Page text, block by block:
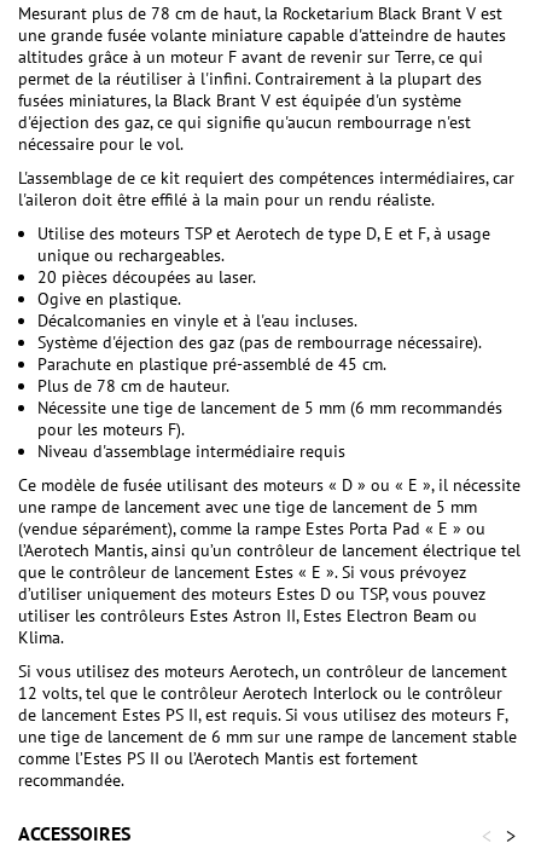
Mesurant plus de 78 cm de haut, la Rocketarium Black Brant V est
une grande fusée volante miniature capable d'atteindre de hautes
altitudes grâce à un moteur F avant de revenir sur Terre, ce qui
permet de la réutiliser à l'infini. Contrairement à la plupart des
fusées miniatures, la Black Brant V est équipée d'un système
d'éjection des gaz, ce qui signifie qu'aucun rembourrage n'est
nécessaire pour le vol.
L'assemblage de ce kit requiert des compétences intermédiaires, car
l'aileron doit être effilé à la main pour un rendu réaliste.
Utilise des moteurs TSP et Aerotech de type D, E et F, à usage
unique ou rechargeables.
20 pièces découpées au laser.
Ogive en plastique.
Décalcomanies en vinyle et à l'eau incluses.
Système d'éjection des gaz (pas de rembourrage nécessaire).
Parachute en plastique pré-assemblé de 45 cm.
Plus de 78 cm de hauteur.
Nécessite une tige de lancement de 5 mm (6 mm recommandés
pour les moteurs F).
Niveau d'assemblage intermédiaire requis
Ce modèle de fusée utilisant des moteurs « D » ou « E », il nécessite
une rampe de lancement avec une tige de lancement de 5 mm
(vendue séparément), comme la rampe Estes Porta Pad « E » ou
l’Aerotech Mantis, ainsi qu’un contrôleur de lancement électrique tel
que le contrôleur de lancement Estes « E ». Si vous prévoyez
d’utiliser uniquement des moteurs Estes D ou TSP, vous pouvez
utiliser les contrôleurs Estes Astron II, Estes Electron Beam ou
Klima.
Si vous utilisez des moteurs Aerotech, un contrôleur de lancement
12 volts, tel que le contrôleur Aerotech Interlock ou le contrôleur
de lancement Estes PS II, est requis. Si vous utilisez des moteurs F,
une tige de lancement de 6 mm sur une rampe de lancement stable
comme l’Estes PS II ou l’Aerotech Mantis est fortement
recommandée.
ACCESSOIRES >
<